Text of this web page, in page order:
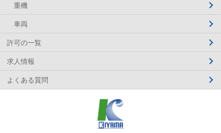
重機
車両
許可の一覧
求人情報
よくある質問